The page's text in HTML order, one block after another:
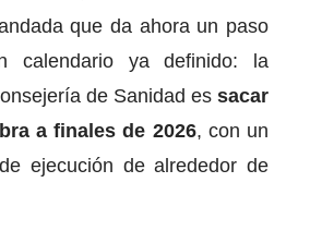
que da ahora un paso
calendario ya definido: la
de Sanidad es sacar
a finales de 2026, con un
ejecución de alrededor de